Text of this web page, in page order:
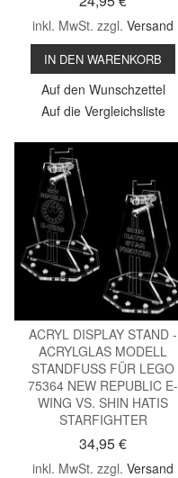
inkl. MwSt. zzgl.Versand
IN DEN WARENKORB
Auf den Wunschzettel
Auf die Vergleichsliste
ACRYL DISPLAY STAND -
ACRYLGLAS MODELL
STANDFUSS FÜR LEGO
75364 NEW REPUBLIC E-
WING VS. SHIN HATIS
STARFIGHTER
34,95 €
inkl. MwSt. zzgl.Versand